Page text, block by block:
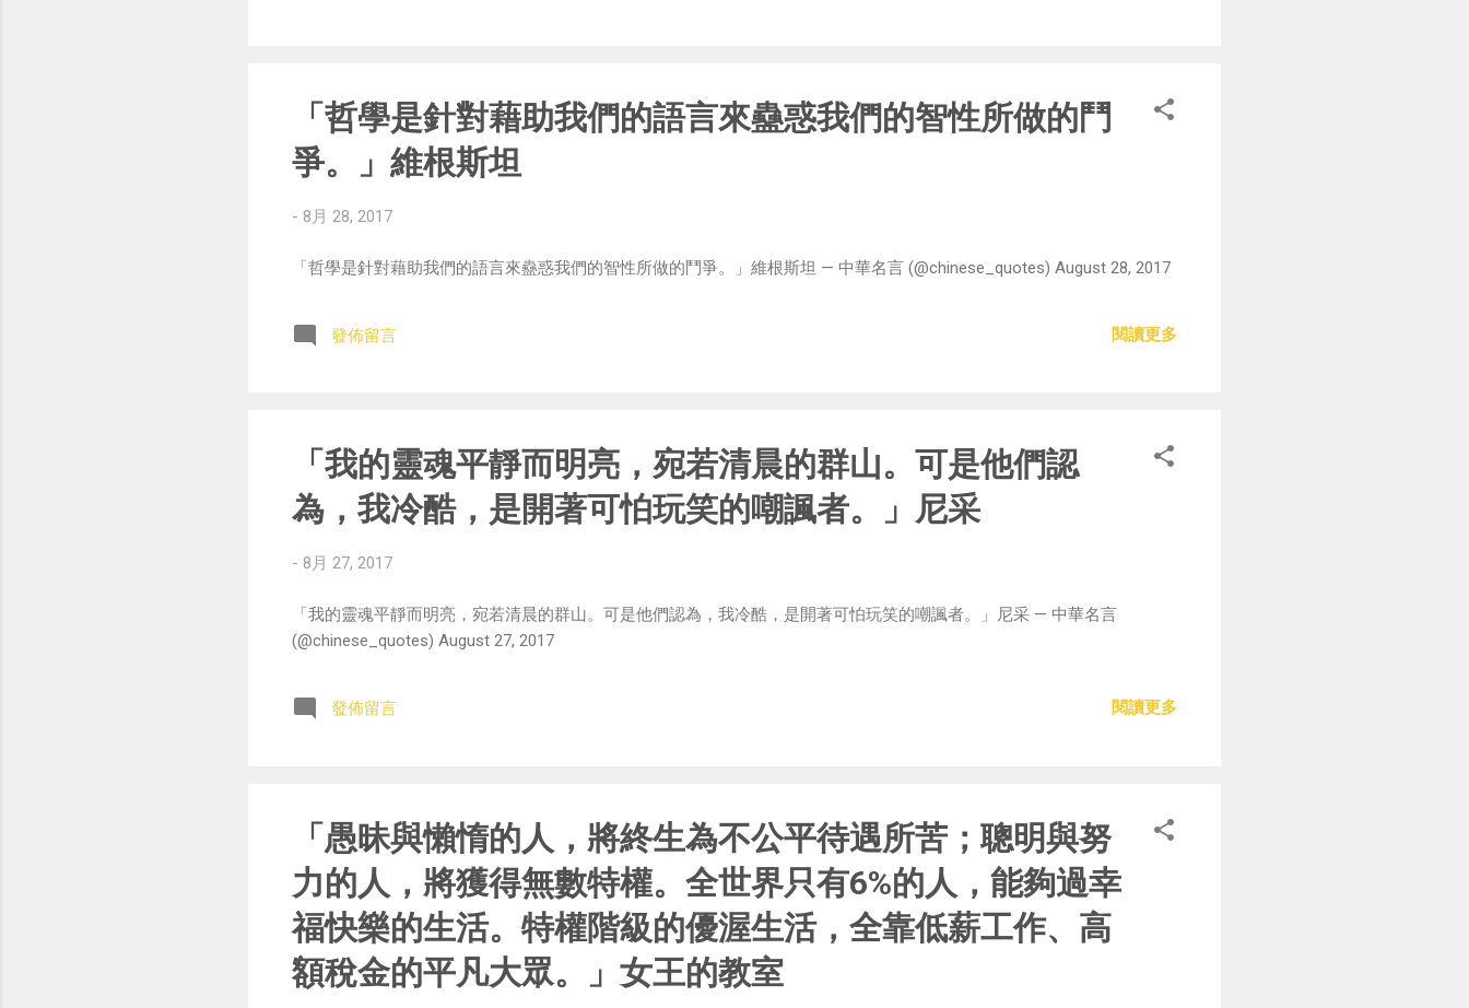
「哲學是針對藉助我們的語言來蠱惑我們的智性所做的鬥
爭。」維根斯坦
- 8月 28, 2017
「哲學是針對藉助我們的語言來蠱惑我們的智性所做的鬥爭。」維根斯坦 — 中華名言 (@chinese_quotes) August 28, 2017
發佈留言 閱讀更多
「我的靈魂平靜而明亮，宛若清晨的群山。可是他們認
為，我冷酷，是開著可怕玩笑的嘲諷者。」尼采
- 8月 27, 2017
「我的靈魂平靜而明亮，宛若清晨的群山。可是他們認為，我冷酷，是開著可怕玩笑的嘲諷者。」尼采 — 中華名言
(@chinese_quotes) August 27, 2017
發佈留言 閱讀更多
「愚昧與懶惰的人，將終生為不公平待遇所苦；聰明與努
力的人，將獲得無數特權。全世界只有6%的人，能夠過幸
福快樂的生活。特權階級的優渥生活，全靠低薪工作、高
額稅金的平凡大眾。」女王的教室